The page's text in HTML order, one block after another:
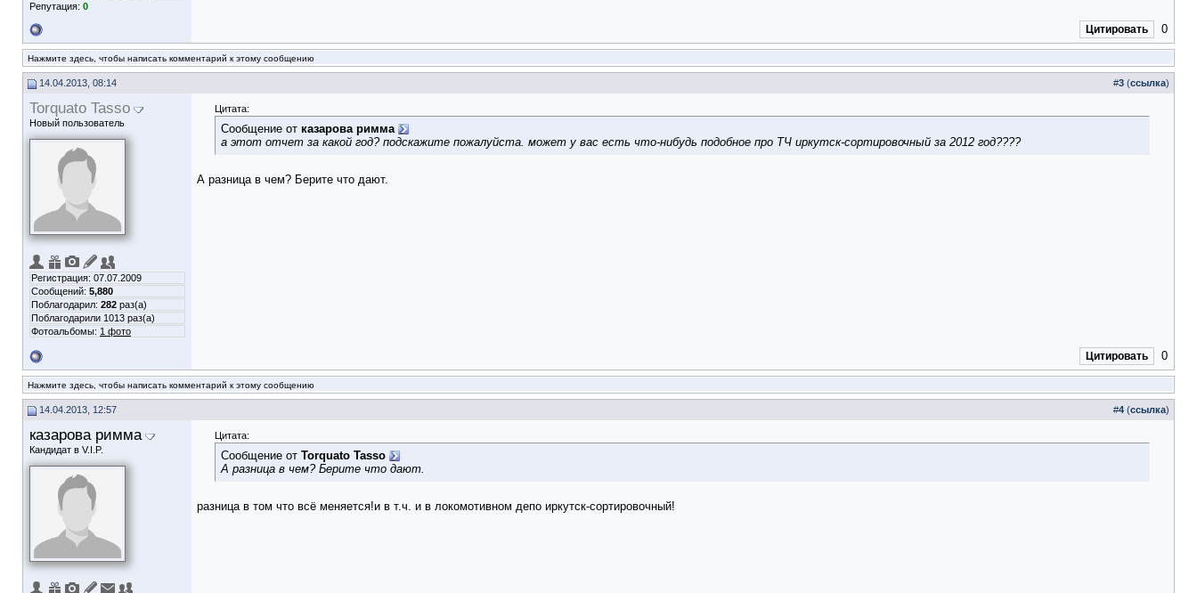
Репутация: 0
Цитировать 0
Нажмите здесь, чтобы написать комментарий к этому сообщению
14.04.2013, 08:14 #3 (ссылка)
Torquato Tasso
Новый пользователь
Регистрация: 07.07.2009
Сообщений: 5,880
Поблагодарил: 282 раз(а)
Поблагодарили 1013 раз(а)
Фотоальбомы: 1 фото
Цитата:
Сообщение от казарова римма
а этот отчет за какой год? подскажите пожалуйста. может у вас есть что-нибудь подобное про ТЧ иркутск-сортировочный за 2012 год????
А разница в чем? Берите что дают.
Цитировать 0
Нажмите здесь, чтобы написать комментарий к этому сообщению
14.04.2013, 12:57 #4 (ссылка)
казарова римма
Кандидат в V.I.P.
Цитата:
Сообщение от Torquato Tasso
А разница в чем? Берите что дают.
разница в том что всё меняется!и в т.ч. и в локомотивном депо иркутск-сортировочный!